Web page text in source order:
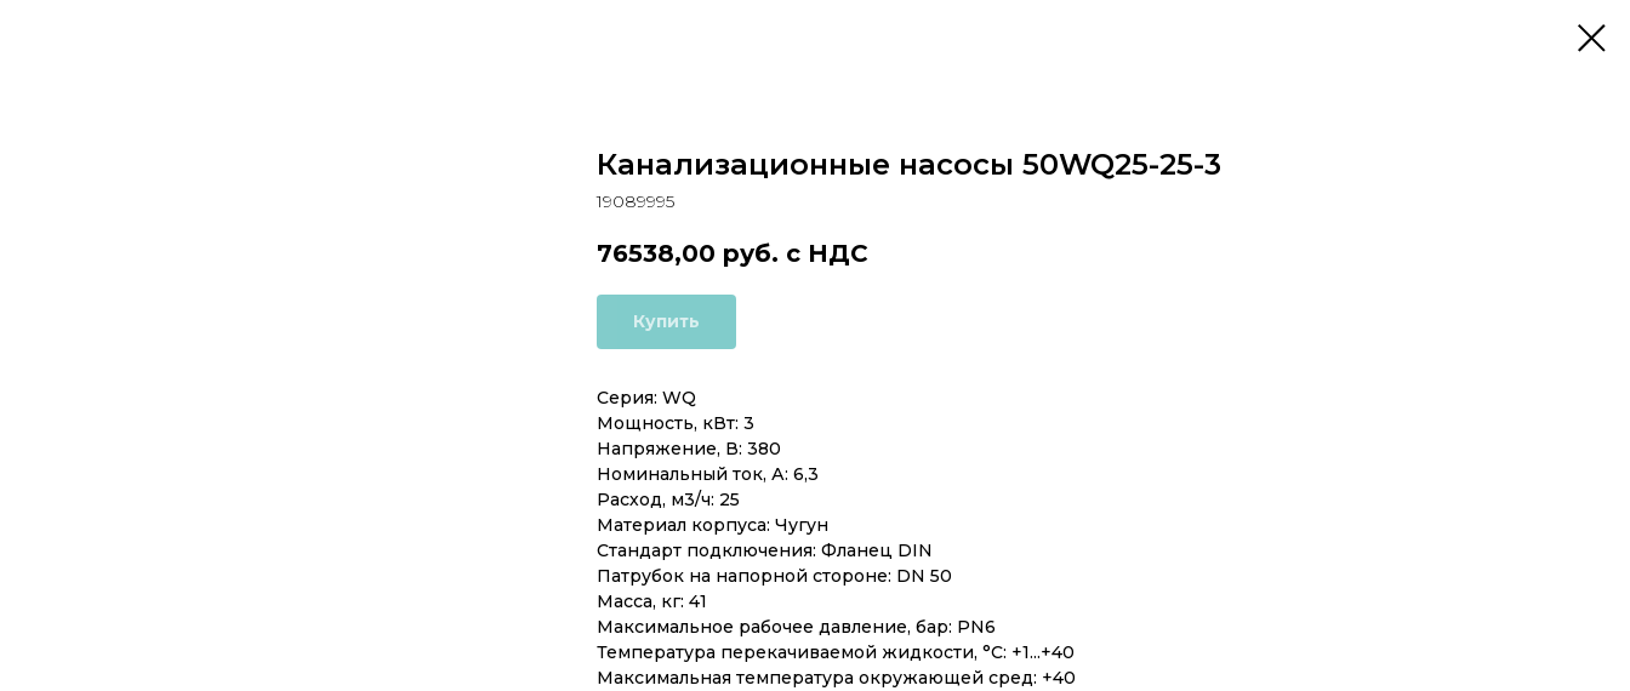
Канализационные насосы 50WQ25-25-3
19089995
76538,00 руб. с НДС
Купить
Серия: WQ
Мощность, кВт: 3
Напряжение, В: 380
Номинальный ток, А: 6,3
Расход, м3/ч: 25
Материал корпуса: Чугун
Стандарт подключения: Фланец DIN
Патрубок на напорной стороне: DN 50
Масса, кг: 41
Максимальное рабочее давление, бар: PN6
Температура перекачиваемой жидкости, °С: +1...+40
Максимальная температура окружающей сред: +40